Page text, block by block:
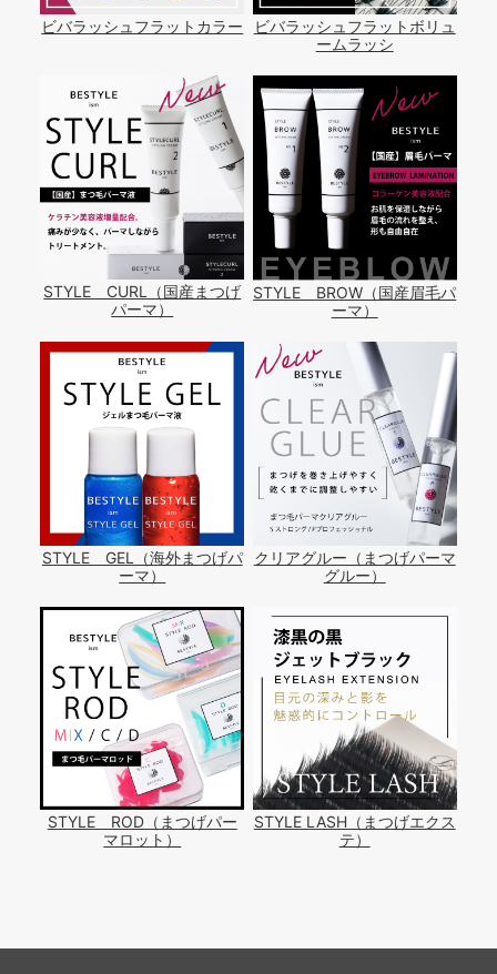
ビバラッシュフラットカラー
ビバラッシュフラットボリュ
ームラッシ
STYLE CURL（国産まつげ
パーマ）
STYLE BROW（国産眉毛パ
ーマ）
STYLE GEL（海外まつげパ
ーマ）
クリアグルー（まつげパーマ
グルー）
STYLE ROD（まつげパー
マロット）
STYLE LASH（まつげエクス
テ）